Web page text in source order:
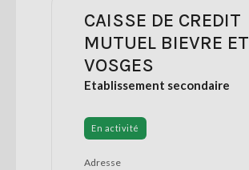
CAISSE DE CREDIT
MUTUEL BIEVRE ET
VOSGES
Etablissement secondaire
En activité
Adresse